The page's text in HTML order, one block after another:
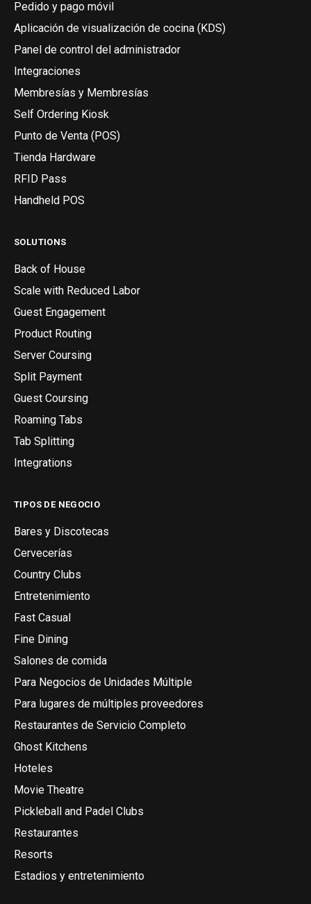
Pedido y pago móvil
Aplicación de visualización de cocina (KDS)
Panel de control del administrador
Integraciones
Membresías y Membresías
Self Ordering Kiosk
Punto de Venta (POS)
Tienda Hardware
RFID Pass
Handheld POS
SOLUTIONS
Back of House
Scale with Reduced Labor
Guest Engagement
Product Routing
Server Coursing
Split Payment
Guest Coursing
Roaming Tabs
Tab Splitting
Integrations
TIPOS DE NEGOCIO
Bares y Discotecas
Cervecerías
Country Clubs
Entretenimiento
Fast Casual
Fine Dining
Salones de comida
Para Negocios de Unidades Múltiple
Para lugares de múltiples proveedores
Restaurantes de Servicio Completo
Ghost Kitchens
Hoteles
Movie Theatre
Pickleball and Padel Clubs
Restaurantes
Resorts
Estadios y entretenimiento